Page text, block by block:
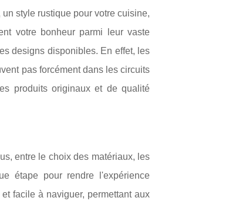
style rustique pour votre cuisine,
votre bonheur parmi leur vaste
designs disponibles. En effet, les
pas forcément dans les circuits
produits originaux et de qualité
entre le choix des matériaux, les
étape pour rendre l'expérience
facile à naviguer, permettant aux